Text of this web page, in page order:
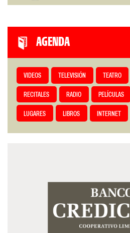
AGENDA
VIDEOS TELEVISIÓN TEATRO
RECITALES RADIO PELÍCULAS
LUGARES LIBROS INTERNET